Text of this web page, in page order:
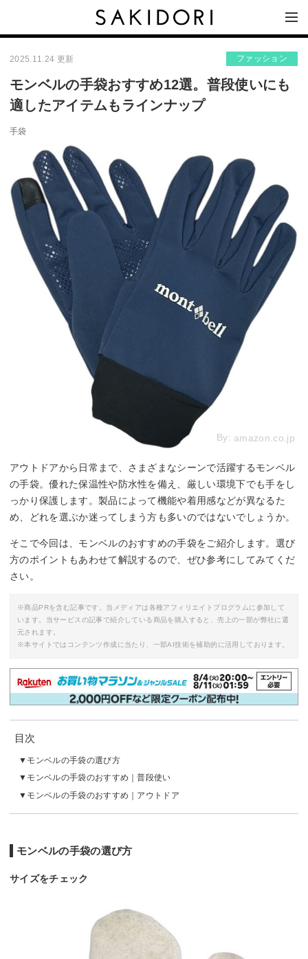
2025.11.24 更新 ファッション
モンベルの手袋おすすめ12選。普段使いにも
適したアイテムもラインナップ
手袋
By: amazon.co.jp
アウトドアから日常まで、さまざまなシーンで活躍するモンベル
の手袋。優れた保温性や防水性を備え、厳しい環境下でも手をし
っかり保護します。製品によって機能や着用感などが異なるた
め、どれを選ぶか迷ってしまう方も多いのではないでしょうか。
そこで今回は、モンベルのおすすめの手袋をご紹介します。選び
方のポイントもあわせて解説するので、ぜひ参考にしてみてくだ
さい。
※商品PRを含む記事です。当メディアは各種アフィリエイトプログラムに参加して
います。当サービスの記事で紹介している商品を購入すると、売上の一部が弊社に還
元されます。
※本サイトではコンテンツ作成に当たり、一部AI技術を補助的に活用しております。
目次
モンベルの手袋の選び方
モンベルの手袋のおすすめ｜普段使い
モンベルの手袋のおすすめ｜アウトドア
モンベルの手袋の選び方
サイズをチェック